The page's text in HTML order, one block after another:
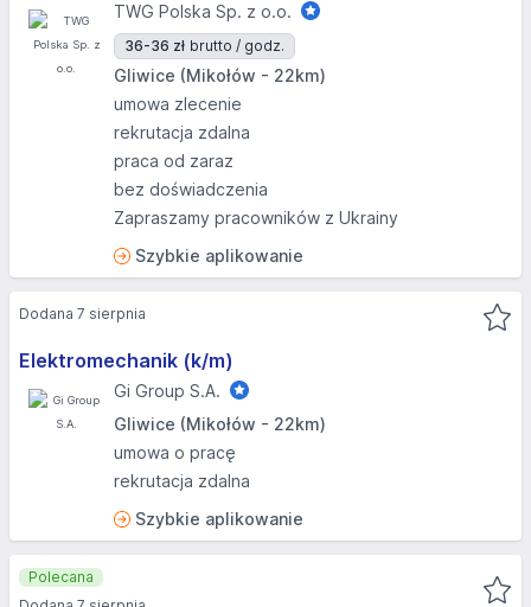
TWG Polska Sp. z o.o.
36-36 zł brutto / godz.
Gliwice (Mikołów - 22km)
umowa zlecenie
rekrutacja zdalna
praca od zaraz
bez doświadczenia
Zapraszamy pracowników z Ukrainy
Szybkie aplikowanie
Elektromechanik (k/m)
Gi Group S.A.
Gliwice (Mikołów - 22km)
umowa o pracę
rekrutacja zdalna
Szybkie aplikowanie
Dodana 7 sierpnia
Polecana